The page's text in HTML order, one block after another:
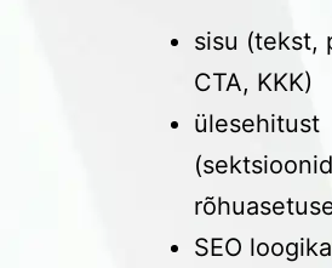
sisu (tekst,
CTA, KKK)
ülesehitust
SEO